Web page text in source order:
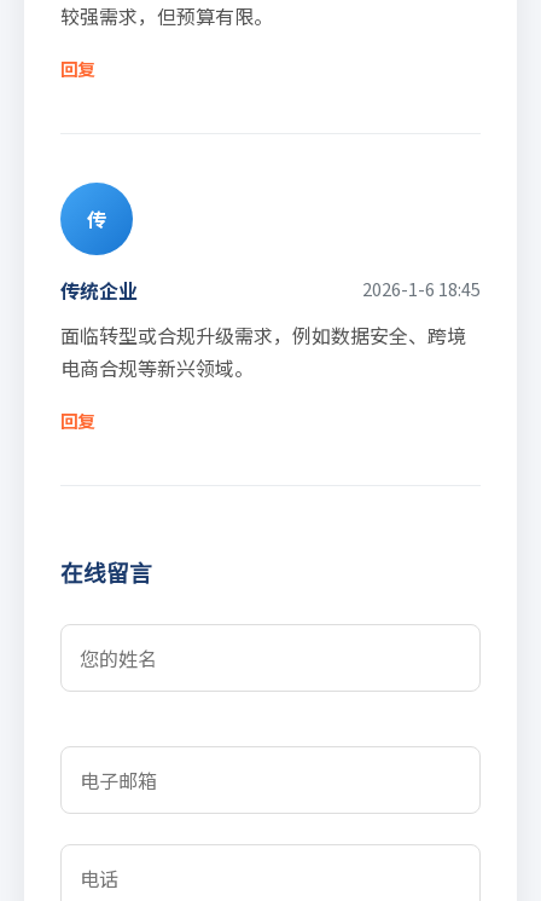
较强需求，但预算有限。
回复
传
传统企业 2026-1-6 18:45
面临转型或合规升级需求，例如数据安全、跨境
电商合规等新兴领域。
回复
在线留言